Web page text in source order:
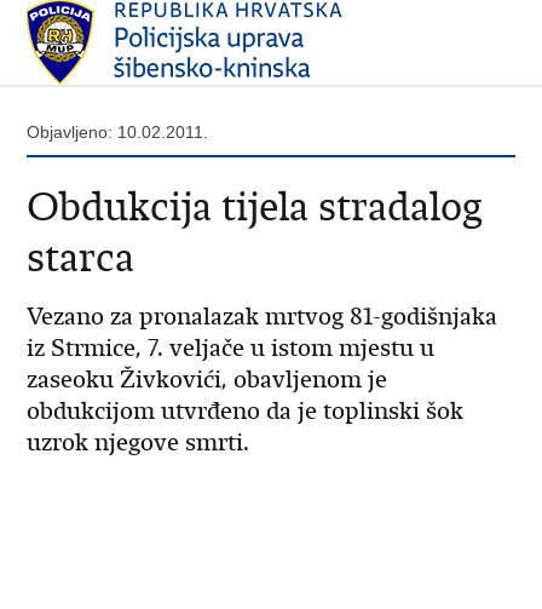
Objavljeno: 10.02.2011.
Obdukcija tijela stradalog
starca
Vezano za pronalazak mrtvog 81-godišnjaka
iz Strmice, 7. veljače u istom mjestu u
zaseoku Živkovići, obavljenom je
obdukcijom utvrđeno da je toplinski šok
uzrok njegove smrti.